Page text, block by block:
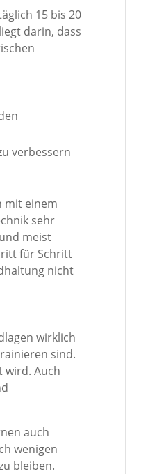
15 bis 20
darin, dass
verbessern
mit einem
sehr
meist
für Schritt
nicht
wirklich
sind.
wird. Auch
auch
wenigen
bleiben.